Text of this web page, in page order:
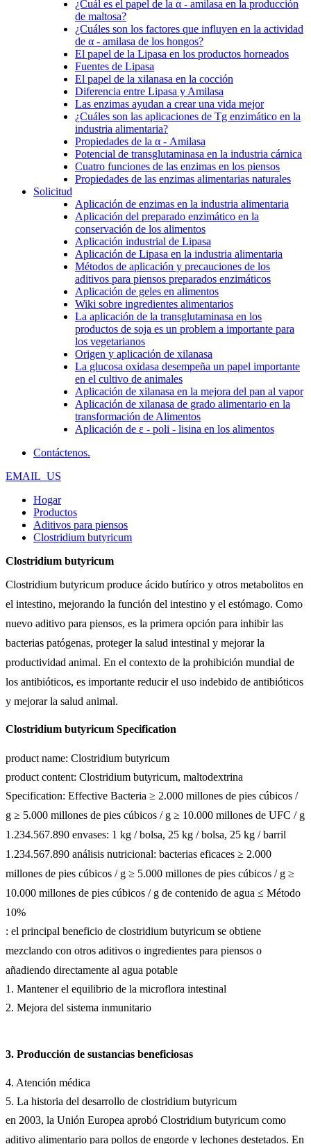
¿Cuál es el papel de la α - amilasa en la producción
de maltosa?
¿Cuáles son los factores que influyen en la actividad
de α - amilasa de los hongos?
El papel de la Lipasa en los productos horneados
Fuentes de Lipasa
El papel de la xilanasa en la cocción
Diferencia entre Lipasa y Amilasa
Las enzimas ayudan a crear una vida mejor
¿Cuáles son las aplicaciones de Tg enzimático en la
industria alimentaria?
Propiedades de la α - Amilasa
Potencial de transglutaminasa en la industria cárnica
Cuatro funciones de las enzimas en los piensos
Propiedades de las enzimas alimentarias naturales
Solicitud
Aplicación de enzimas en la industria alimentaria
Aplicación del preparado enzimático en la
conservación de los alimentos
Aplicación industrial de Lipasa
Aplicación de Lipasa en la industria alimentaria
Métodos de aplicación y precauciones de los
aditivos para piensos preparados enzimáticos
Aplicación de geles en alimentos
Wiki sobre ingredientes alimentarios
La aplicación de la transglutaminasa en los
productos de soja es un problem a importante para
los vegetarianos
Origen y aplicación de xilanasa
La glucosa oxidasa desempeña un papel importante
en el cultivo de animales
Aplicación de xilanasa en la mejora del pan al vapor
Aplicación de xilanasa de grado alimentario en la
transformación de Alimentos
Aplicación de ε - poli - lisina en los alimentos
Contáctenos.
EMAIL_US
Hogar
Productos
Aditivos para piensos
Clostridium butyricum
Clostridium butyricum
Clostridium butyricum produce ácido butírico y otros metabolitos en
el intestino, mejorando la función del intestino y el estómago. Como
nuevo aditivo para piensos, es la primera opción para inhibir las
bacterias patógenas, proteger la salud intestinal y mejorar la
productividad animal. En el contexto de la prohibición mundial de
los antibióticos, es importante reducir el uso indebido de antibióticos
y mejorar la salud animal.
Clostridium butyricum Specification
product name: Clostridium butyricum
product content: Clostridium butyricum, maltodextrina
Specification: Effective Bacteria ≥ 2.000 millones de pies cúbicos /
g ≥ 5.000 millones de pies cúbicos / g ≥ 10.000 millones de UFC / g
1.234.567.890 envases: 1 kg / bolsa, 25 kg / bolsa, 25 kg / barril
1.234.567.890 análisis nutricional: bacterias eficaces ≥ 2.000
millones de pies cúbicos / g ≥ 5.000 millones de pies cúbicos / g ≥
10.000 millones de pies cúbicos / g de contenido de agua ≤ Método
10%
: el principal beneficio de clostridium butyricum se obtiene
mezclando con otros aditivos o ingredientes para piensos o
añadiendo directamente al agua potable
1. Mantener el equilibrio de la microflora intestinal
2. Mejora del sistema inmunitario
3. Producción de sustancias beneficiosas
4. Atención médica
5. La historia del desarrollo de clostridium butyricum
en 2003, la Unión Europea aprobó Clostridium butyricum como
aditivo alimentario para pollos de engorde y lechones destetados. En